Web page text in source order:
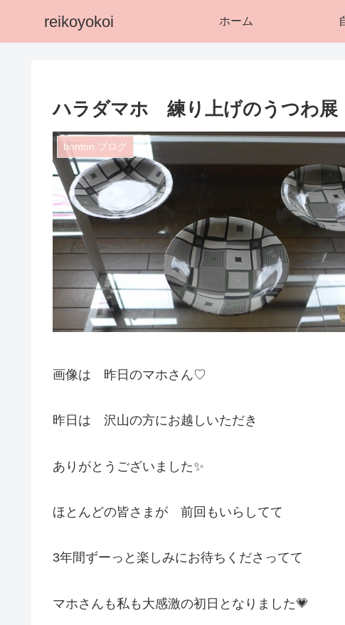
reikoyokoi ホーム
ハラダマホ 練り上げのうつわ展
bonton.ブログ
画像は 昨日のマホさん♡
昨日は 沢山の方にお越しいただき
ありがとうございました✨
ほとんどの皆さまが 前回もいらしてて
3年間ずーっと楽しみにお待ちくださってて
マホさんも私も大感激の初日となりました💗